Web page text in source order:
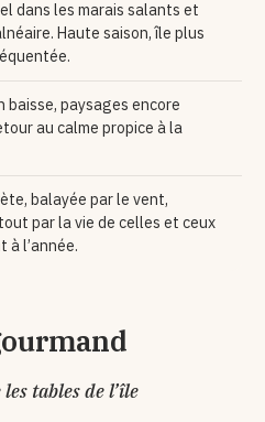
dans les marais salants et
Haute saison, île plus
baisse, paysages encore
au calme propice à la
balayée par le vent,
par la vie de celles et ceux
à l’année.
tables de l’île